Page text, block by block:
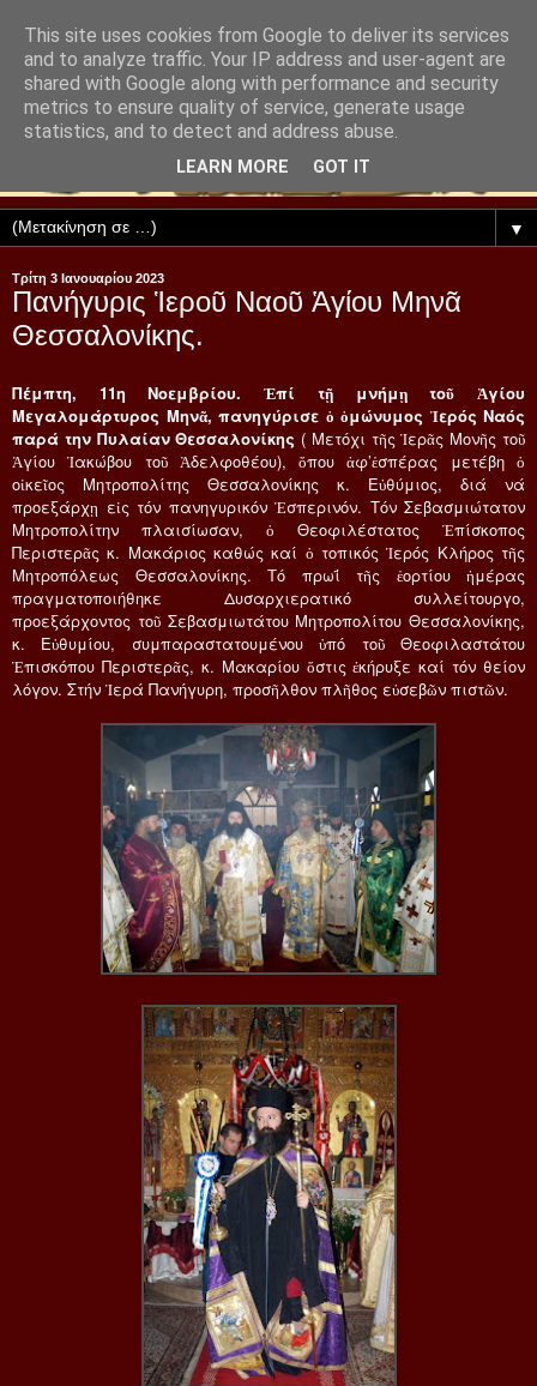
▼
Τρίτη 3 Ιανουαρίου 2023
Πανήγυρις Ἱεροῦ Ναοῦ Ἁγίου Μηνᾶ
Θεσσαλονίκης.
Πέμπτη, 11η Νοεμβρίου. Ἐπί τῇ μνήμῃ τοῦ Ἁγίου
Μεγαλομάρτυρος Μηνᾶ, πανηγύρισε ὁ ὁμώνυμος Ἱερός Ναός
παρά την Πυλαίαν Θεσσαλονίκης ( Μετόχι τῆς Ἱερᾶς Μονῆς τοῦ
Ἁγίου Ἰακώβου τοῦ Ἀδελφοθέου), ὅπου ἀφ’ἑσπέρας μετέβη ὁ
οἰκεῖος Μητροπολίτης Θεσσαλονίκης κ. Εὐθύμιος, διά νά
προεξάρχῃ εἰς τόν πανηγυρικόν Ἑσπερινόν. Τόν Σεβασμιώτατον
Μητροπολίτην πλαισίωσαν, ὁ Θεοφιλέστατος Ἐπίσκοπος
Περιστερᾶς κ. Μακάριος καθώς καί ὁ τοπικός Ἱερός Κλήρος τῆς
Μητροπόλεως Θεσσαλονίκης. Τό πρωΐ τῆς ἑορτίου ἡμέρας
πραγματοποιήθηκε Δυσαρχιερατικό συλλείτουργο,
προεξάρχοντος τοῦ Σεβασμιωτάτου Μητροπολίτου Θεσσαλονίκης,
κ. Εὐθυμίου, συμπαραστατουμένου ὑπό τοῦ Θεοφιλαστάτου
Ἐπισκόπου Περιστερᾶς, κ. Μακαρίου ὅστις ἐκήρυξε καί τόν θείον
λόγον. Στήν Ἱερά Πανήγυρη, προσῆλθον πλῆθος εὐσεβῶν πιστῶν.
This site uses cookies from Google to deliver its services
and to analyze traffic. Your IP address and user-agent are
shared with Google along with performance and security
metrics to ensure quality of service, generate usage
statistics, and to detect and address abuse.
LEARN MORE GOT IT